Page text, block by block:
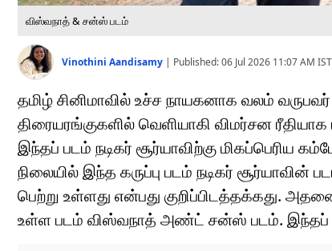
விஸ்வநாத் & சன்ஸ் படம்
Vinothini Aandisamy | Published:06 Jul 2026 11:07 AM IST
தமிழ் சினிமாவில் உச்ச நாயகனாக வலம் வருபவர்
திரையரங்குகளில் வெளியாகி விமர்சன
இந்தப் படம் நடிகர் சூர்யாவிற்கு
நிலையில் இந்த கருப்பு படம் நடிகர்
பெற்று உள்ளது என்பது குறிப்பிடத்தக்கது.
உள்ள படம் விஸ்வநாத் அண்ட் சன்ஸ் படம். இந்தப்